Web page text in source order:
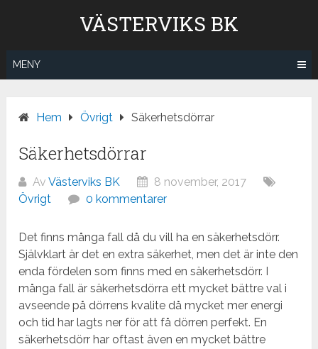
VÄSTERVIKS BK
MENY
Hem Övrigt Säkerhetsdörrar
Säkerhetsdörrar
AvVästerviks BK
8 november, 2017
Övrigt
0 kommentarer
Det finns många fall då du vill ha en säkerhetsdörr.
Självklart är det en extra säkerhet, men det är inte den
enda fördelen som finns med en säkerhetsdörr. I
många fall är säkerhetsdörra ett mycket bättre val i
avseende på dörrens kvalite då mycket mer energi
och tid har lagts ner för att få dörren perfekt. En
säkerhetsdörr har oftast även en mycket bättre